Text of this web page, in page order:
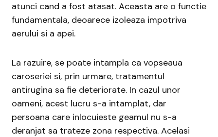
atunci cand a fost atasat. Aceasta are o functie
fundamentala, deoarece izoleaza impotriva
aerului si a apei.
La razuire, se poate intampla ca vopseaua
caroseriei si, prin urmare, tratamentul
antirugina sa fie deteriorate. In cazul unor
oameni, acest lucru s-a intamplat, dar
persoana care inlocuieste geamul nu s-a
deranjat sa trateze zona respectiva. Acelasi